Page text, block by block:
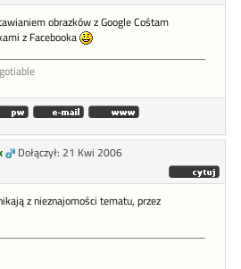
obrazków z Google Cośtam
z Facebooka
Dołączył: 21 Kwi 2006
z nieznajomości tematu, przez